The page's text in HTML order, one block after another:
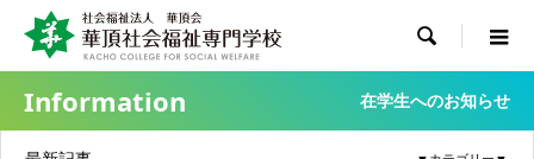

Information 在学生へのお知らせ